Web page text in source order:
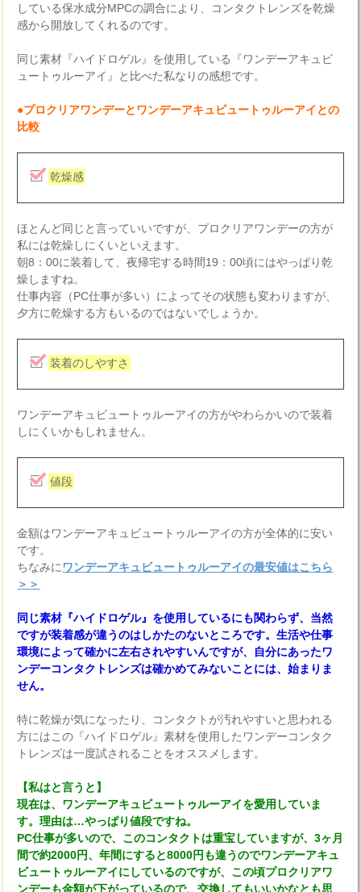
している保水成分MPCの調合により、コンタクトレンズを乾燥
感から開放してくれるのです。
同じ素材『ハイドロゲル』を使用している『ワンデーアキュビ
ュートゥルーアイ』と比べた私なりの感想です。
●プロクリアワンデーとワンデーアキュビュートゥルーアイとの
比較
乾燥感
ほとんど同じと言っていいですが、プロクリアワンデーの方が
私には乾燥しにくいといえます。
朝8：00に装着して、夜帰宅する時間19：00頃にはやっぱり乾
燥しますね。
仕事内容（PC仕事が多い）によってその状態も変わりますが、
夕方に乾燥する方もいるのではないでしょうか。
装着のしやすさ
ワンデーアキュビュートゥルーアイの方がやわらかいので装着
しにくいかもしれません。
値段
金額はワンデーアキュビュートゥルーアイの方が全体的に安い
です。
ちなみに ワンデーアキュビュートゥルーアイの最安値はこちら
＞＞
同じ素材『ハイドロゲル』を使用しているにも関わらず、当然
ですが装着感が違うのはしかたのないところです。生活や仕事
環境によって確かに左右されやすいんですが、自分にあったワ
ンデーコンタクトレンズは確かめてみないことには、始まりま
せん。
特に乾燥が気になったり、コンタクトが汚れやすいと思われる
方にはこの『ハイドロゲル』素材を使用したワンデーコンタク
トレンズは一度試されることをオススメします。
【私はと言うと】
現在は、ワンデーアキュビュートゥルーアイを愛用していま
す。理由は…やっぱり値段ですね。
PC仕事が多いので、このコンタクトは重宝していますが、3ヶ月
間で約2000円、年間にすると8000円も違うのでワンデーアキュ
ビュートゥルーアイにしているのですが、この頃プロクリアワ
ンデーも金額が下がっているので、交換してもいいかなとも思